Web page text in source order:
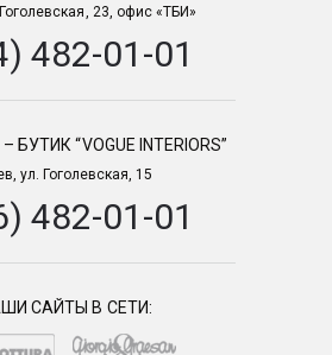
23, офис «ТБИ»
482-01-01
БУТИК “VOGUE INTERIORS”
ул. Гоголевская, 15
482-01-01
САЙТЫ В СЕТИ: